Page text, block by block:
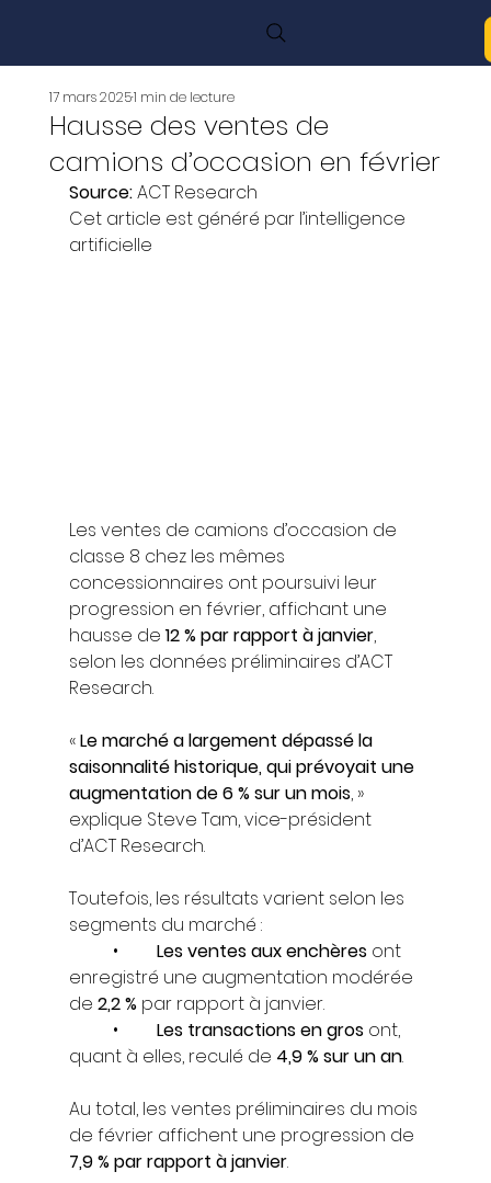
Hausse des ventes de
camions d’occasion en février
17 mars 20251 min de lecture
Source: ACT Research
Cet article est généré par l’intelligence
artificielle
Les ventes de camions d’occasion de
classe 8 chez les mêmes
concessionnaires ont poursuivi leur
progression en février, affichant une
hausse de 12 % par rapport à janvier,
selon les données préliminaires d’ACT
Research.
« Le marché a largement dépassé la
saisonnalité historique, qui prévoyait une
augmentation de 6 % sur un mois, »
explique Steve Tam, vice-président
d’ACT Research.
Toutefois, les résultats varient selon les
segments du marché :
Les ventes aux enchères ont
enregistré une augmentation modérée
de 2,2 % par rapport à janvier.
Les transactions en gros ont,
quant à elles, reculé de 4,9 % sur un an.
Au total, les ventes préliminaires du mois
de février affichent une progression de
7,9 % par rapport à janvier.